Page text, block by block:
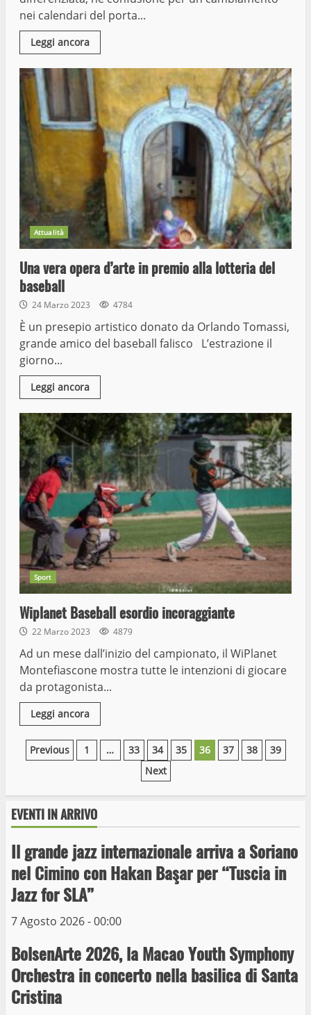
nei calendari del porta...
Leggi ancora
Attualità
Una vera opera d’arte in premio alla lotteria del
baseball
24 Marzo 2023 4784
È un presepio artistico donato da Orlando Tomassi,
grande amico del baseball falisco L’estrazione il
giorno...
Leggi ancora
Sport
Wiplanet Baseball esordio incoraggiante
22 Marzo 2023 4879
Ad un mese dall’inizio del campionato, il WiPlanet
Montefiascone mostra tutte le intenzioni di giocare
da protagonista...
Leggi ancora
Paginazione
articoli
Previous 1 … 33 34 35 36 37 38
39
Next
EVENTI IN ARRIVO
Il grande jazz internazionale arriva a Soriano
nel Cimino con Hakan Başar per “Tuscia in
Jazz for SLA”
7 Agosto 2026 - 00:00
BolsenArte 2026, la Macao Youth Symphony
Orchestra in concerto nella basilica di Santa
Cristina
3
Wiplanet Baseball supera il Napoli
9 Maggio 2023
4
La Polizia di Stato arresta il ladro seriale
delle auto in sosta a Viterbo
10 Maggio 2023